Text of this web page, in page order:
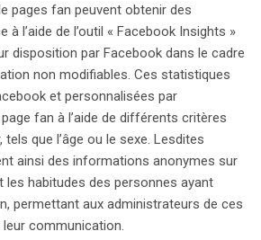
de désactiver sa page, arguant
pas d’informations claires sur la
personnelles. L’entreprise a
affirmant qu’elle n’était pas
de Facebook. Un tribunal
raison à Wirtschaftsakademie,
si l’administrateur d’une page
de traitement » reste débattue.
fédérale a saisi la Cour de justice
ce point, posant plusieurs questions
général a proposé une
pages fan peuvent obtenir des
à l’aide de l’outil « Facebook Insights »
disposition par Facebook dans le cadre
non modifiables. Ces statistiques
et personnalisées par
page fan à l’aide de différents critères
tels que l’âge ou le sexe. Lesdites
ainsi des informations anonymes sur
les habitudes des personnes ayant
permettant aux administrateurs de ces
communication.